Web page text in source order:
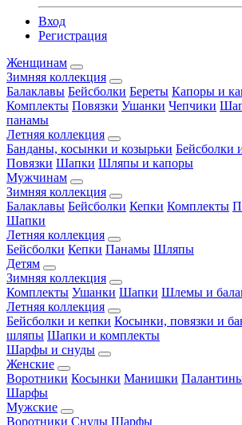
Вход
Регистрация
Женщинам
Зимняя коллекция
Балаклавы Бейсболки Береты Капоры и
Комплекты Повязки Ушанки Чепчики
панамы
Летняя коллекция
Банданы, косынки и козырьки Бейсболки
Повязки Шапки Шляпы и капоры
Мужчинам
Зимняя коллекция
Балаклавы Бейсболки Кепки Комплекты
Шапки
Летняя коллекция
Бейсболки Кепки Панамы Шляпы
Детям
Зимняя коллекция
Комплекты Ушанки Шапки Шлемы и
Летняя коллекция
Бейсболки и кепки Косынки, повязки и
шляпы Шапки и комплекты
Шарфы и снуды
Женские
Воротники Косынки Манишки
Шарфы
Мужские
Воротники Снуды Шарфы